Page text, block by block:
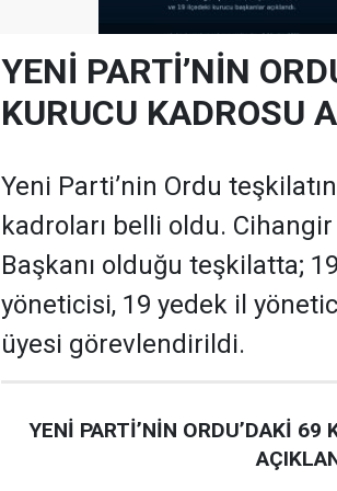
YENİ PARTİ’NİN
KURUCU KADROSU
Yeni Parti’nin Ordu
kadroları belli oldu.
Başkanı olduğu teşkilatta;
yöneticisi, 19 yedek il
üyesi görevlendirildi.
YENİ PARTİ’NİN ORDU’DAKİ 69